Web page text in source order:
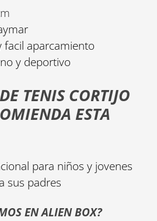
facil aparcamiento
y deportivo
TENIS CORTIJO
ESTA
para niños y jovenes
sus padres
EN ALIEN BOX?